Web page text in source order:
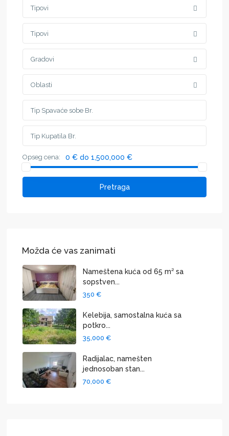
Tipovi
Tipovi
Gradovi
Oblasti
Opseg cena: 0 € do 1,500,000 €
Pretraga
Možda će vas zanimati
Nameštena kuća od 65 m² sa
sopstven...
350 €
Kelebija, samostalna kuća sa
potkro...
35,000 €
Radijalac, namešten
jednosoban stan...
70,000 €